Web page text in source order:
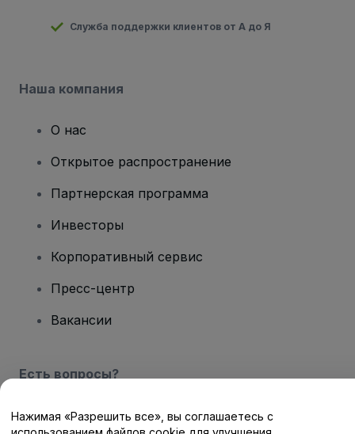
Служба поддержки клиентов от А до Я
Наша компания
О нас
Открытое распространение
Партнерская программа
Инвесторы
Корпоративный сервис
Пресс-центр
Вакансии
Есть вопросы?
Центр помощи / Свяжитесь с нами
Нажимая «Разрешить все», вы соглашаетесь с